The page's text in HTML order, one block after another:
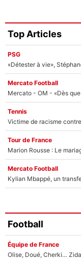
Top Articles
PSG
«Détester à vie»,
Mercato Football
Tennis
Tour de France
Marion Rousse : Le
Mercato Football
Kylian Mbappé, un
Football
Équipe de France